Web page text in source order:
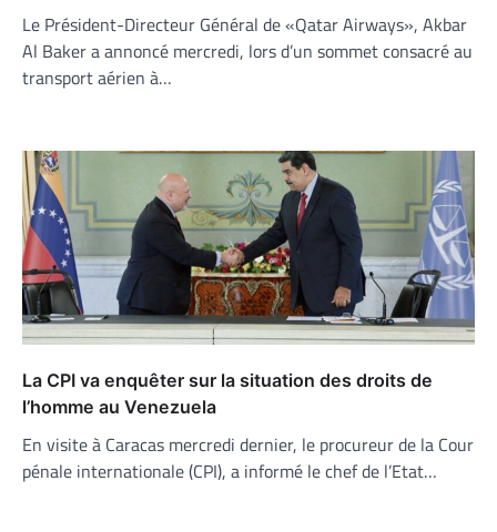
Le Président-Directeur Général de «Qatar Airways», Akbar
Al Baker a annoncé mercredi, lors d’un sommet consacré au
transport aérien à…
La CPI va enquêter sur la situation des droits de
l’homme au Venezuela
En visite à Caracas mercredi dernier, le procureur de la Cour
pénale internationale (CPI), a informé le chef de l’Etat…